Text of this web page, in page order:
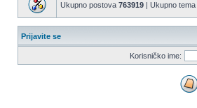
Ukupno postova 763919 | Ukupno tema
Prijavite se
Korisničko ime: